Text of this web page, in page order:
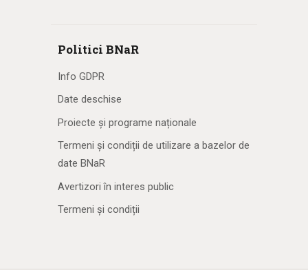
Politici BNaR
Info GDPR
Date deschise
Proiecte și programe naționale
Termeni și condiții de utilizare a bazelor de
date BNaR
Avertizori în interes public
Termeni și condiții